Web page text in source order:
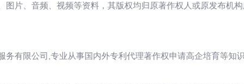
图片、音频、视频等资料，其版权均归原著作权人或原发布机
务有限公司,专业从事国内外专利代理著作权申请高企培育等